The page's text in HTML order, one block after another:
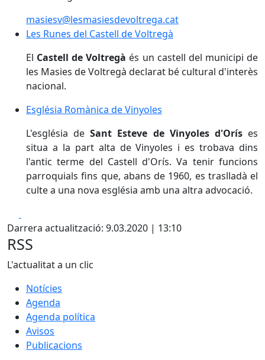
masiesv@lesmasiesdevoltrega.cat
Les Runes del Castell de Voltregà
Les Runes del Castell de Voltregà
El Castell de Voltregà és un castell del municipi de
les Masies de Voltregà declarat bé cultural d'interès
nacional.
Església Romànica de Vinyoles
Església Romànica de Vinyoles
L'església deSant Esteve de Vinyoles d'Oríses
situa a la part alta de Vinyoles i es trobava dins
l'antic terme del Castell d'Orís. Va tenir funcions
parroquials fins que, abans de 1960, es traslladà el
culte a una nova església amb una altra advocació.
Darrera actualització: 9.03.2020 | 13:10
RSS
L'actualitat a un clic
Notícies
Agenda
Agenda política
Avisos
Publicacions